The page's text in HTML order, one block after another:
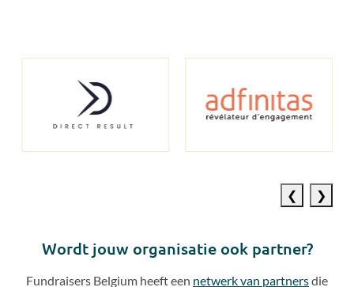
Wordt jouw organisatie ook partner?
Fundraisers Belgium heeft een netwerk van partnersdie